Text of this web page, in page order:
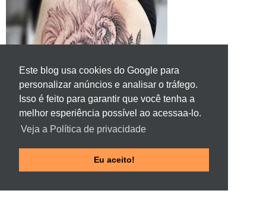
Este blog usa cookies do Google para
personalizar anúncios e analisar o tráfego.
Isso é feito para garantir que você tenha a
melhor esperiência possível ao acessaa-lo.
Veja a Política de privacidade
Eu aceito!